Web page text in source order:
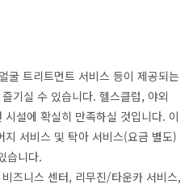
굴 트리트먼트 서비스 등이 제공되는
기실 수 있습니다. 헬스클럽, 야외
설에 확실히 만족하실 것입니다. 이
서비스 및 탁아 서비스(요금 별도)
습니다.
즈니스 센터, 리무진/타운카 서비스,